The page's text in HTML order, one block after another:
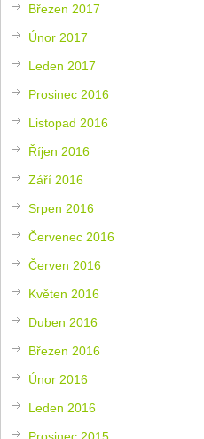
Březen 2017
Únor 2017
Leden 2017
Prosinec 2016
Listopad 2016
Říjen 2016
Září 2016
Srpen 2016
Červenec 2016
Červen 2016
Květen 2016
Duben 2016
Březen 2016
Únor 2016
Leden 2016